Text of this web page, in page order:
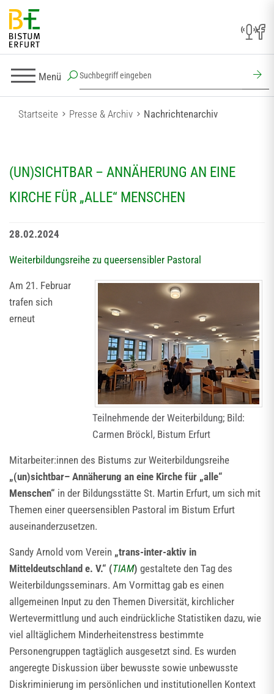
Menü
Startseite Presse & Archiv Nachrichtenarchiv
(UN)SICHTBAR – ANNÄHERUNG AN EINE
KIRCHE FÜR „ALLE“ MENSCHEN
28.02.2024
Weiterbildungsreihe zu queersensibler Pastoral
Teilnehmende der Weiterbildung; Bild:
Carmen Bröckl, Bistum Erfurt
Am 21. Februar
trafen sich
erneut
Mitarbeiter:innen des Bistums zur Weiterbildungsreihe
„(un)sichtbar– Annäherung an eine Kirche für „alle“
Menschen“ in der Bildungsstätte St. Martin Erfurt, um sich mit
Themen einer queersensiblen Pastoral im Bistum Erfurt
auseinanderzusetzen.
Sandy Arnold vom Verein „trans-inter-aktiv in
Mitteldeutschland e. V.“ (TIAM) gestaltete den Tag des
Weiterbildungsseminars. Am Vormittag gab es einen
allgemeinen Input zu den Themen Diversität, kirchlicher
Wertevermittlung und auch eindrückliche Statistiken dazu, wie
viel alltäglichem Minderheitenstress bestimmte
Personengruppen tagtäglich ausgesetzt sind. Es wurden
angeregte Diskussion über bewusste sowie unbewusste
Diskriminierung im persönlichen und institutionellen Kontext